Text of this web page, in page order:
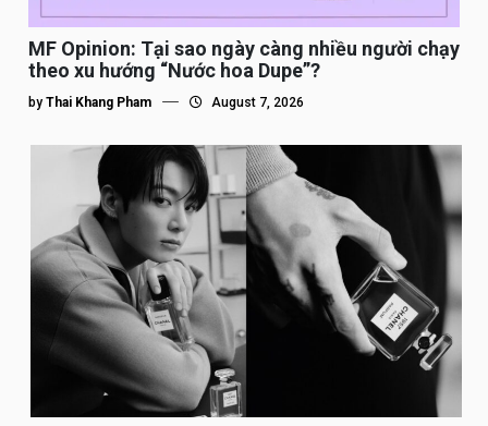
MF Opinion: Tại sao ngày càng nhiều người chạy
theo xu hướng “Nước hoa Dupe”?
by Thai Khang Pham August 7, 2026